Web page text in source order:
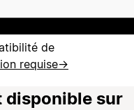
de
requise→
disponible sur